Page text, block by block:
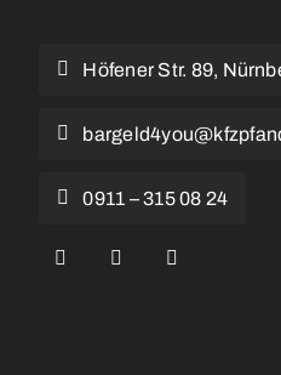
Höfener Str. 89,
0911 – 315 08 24